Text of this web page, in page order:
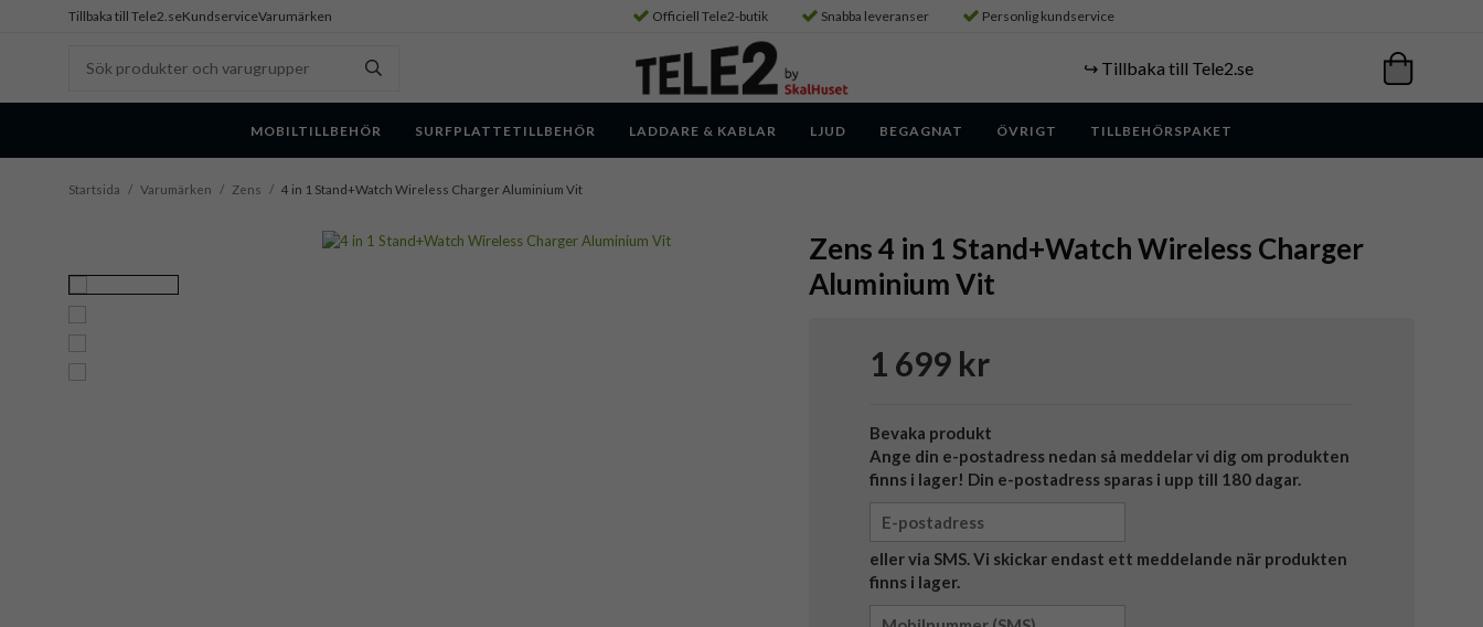
Tillbaka till Tele2.seKundserviceVarumärken Officiell Tele2-butik Snabba leveranser Personlig kundservice
↪️ Tillbaka till Tele2.se
MOBILTILLBEHÖR SURFPLATTETILLBEHÖR LADDARE & KABLAR LJUD BEGAGNAT ÖVRIGT TILLBEHÖRSPAKET
Startsida / Varumärken / Zens / 4 in 1 Stand+Watch Wireless Charger Aluminium Vit
Zens 4 in 1 Stand+Watch Wireless Charger
Aluminium Vit
1 699 kr
Bevaka produkt
Ange din e-postadress nedan så meddelar vi dig om produkten
finns i lager! Din e-postadress sparas i upp till 180 dagar.
eller via SMS. Vi skickar endast ett meddelande när produkten
finns i lager.